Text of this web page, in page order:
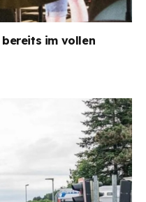
bereits im vollen